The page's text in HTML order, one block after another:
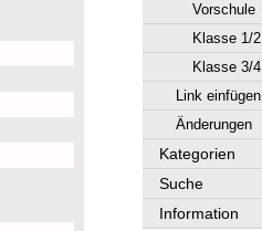
Vorschule
Klasse 1/2
Klasse 3/4
Link einfügen
Änderungen
Kategorien
Suche
Information